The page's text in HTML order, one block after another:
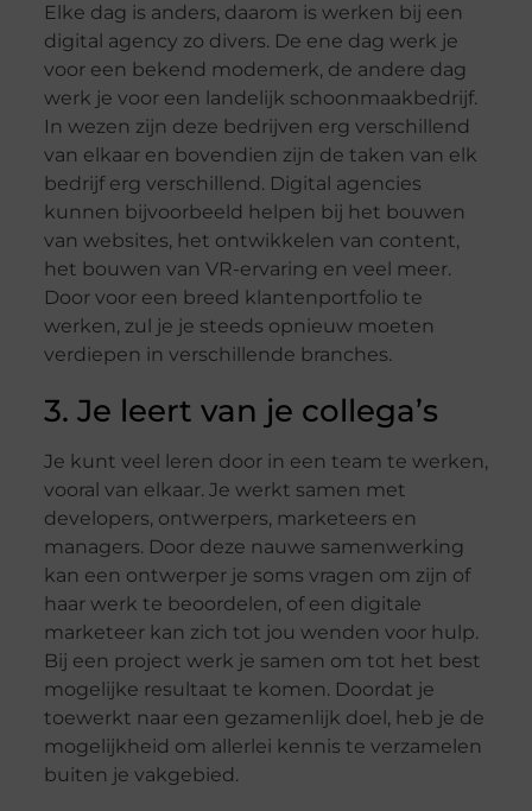
Elke dag is anders, daarom is werken bij een
digital agency zo divers. De ene dag werk je
voor een bekend modemerk, de andere dag
werk je voor een landelijk schoonmaakbedrijf.
In wezen zijn deze bedrijven erg verschillend
van elkaar en bovendien zijn de taken van elk
bedrijf erg verschillend. Digital agencies
kunnen bijvoorbeeld helpen bij het bouwen
van websites, het ontwikkelen van content,
het bouwen van VR-ervaring en veel meer.
Door voor een breed klantenportfolio te
werken, zul je je steeds opnieuw moeten
verdiepen in verschillende branches.
3. Je leert van je collega’s
Je kunt veel leren door in een team te werken,
vooral van elkaar. Je werkt samen met
developers, ontwerpers, marketeers en
managers. Door deze nauwe samenwerking
kan een ontwerper je soms vragen om zijn of
haar werk te beoordelen, of een digitale
marketeer kan zich tot jou wenden voor hulp.
Bij een project werk je samen om tot het best
mogelijke resultaat te komen. Doordat je
toewerkt naar een gezamenlijk doel, heb je de
mogelijkheid om allerlei kennis te verzamelen
buiten je vakgebied.